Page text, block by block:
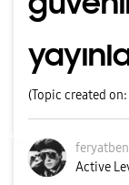
(Topic created
feryatben
Active